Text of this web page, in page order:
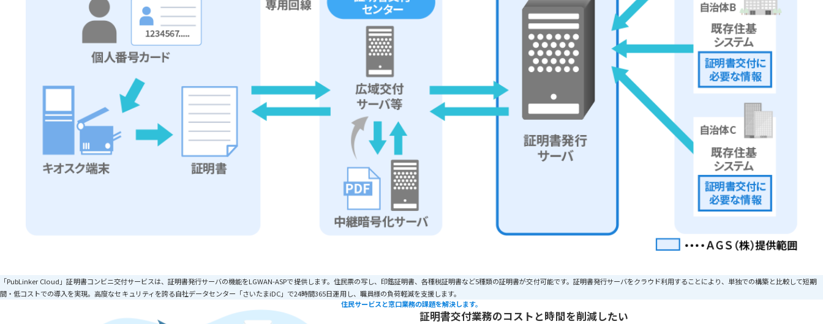
「PubLinker Cloud」証明書コンビニ交付サービスは、証明書発行サーバの機能をLGWAN-ASPで提供します。住民票の写し、印鑑証明書、各種税証明書など5種類の証明書が交付可能です。証明書発行サーバをクラウド利用することにより、単独での構築と比較して短期
間・低コストでの導入を実現。高度なセキュリティを誇る自社データセンター「さいたまiDC」で24時間365日運用し、職員様の負荷軽減を支援します。
住民サービスと窓口業務の課題を解決します。
証明書交付業務のコストと時間を削減したい